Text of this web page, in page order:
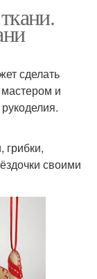
сделать
и
грибки,
своими